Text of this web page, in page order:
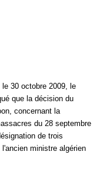
le 30 octobre 2009, le
que la décision du
concernant la
du 28 septembre
de trois
ministre algérien